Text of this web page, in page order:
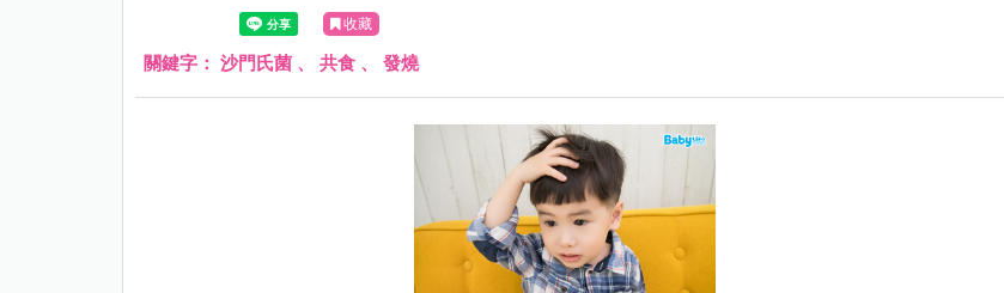
收藏
關鍵字： 沙門氏菌 、 共食 、 發燒